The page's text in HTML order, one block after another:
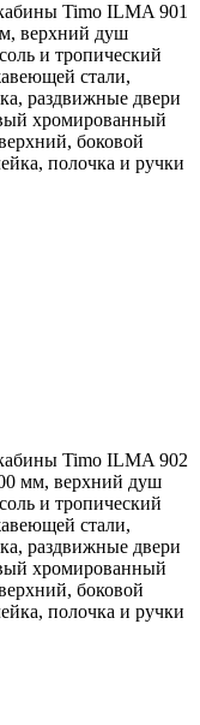
Timo ILMA 901
верхний душ
и тропический
стали,
раздвижные двери
хромированный
боковой
полочка и ручки
Timo ILMA 902
мм, верхний душ
и тропический
стали,
раздвижные двери
хромированный
боковой
полочка и ручки